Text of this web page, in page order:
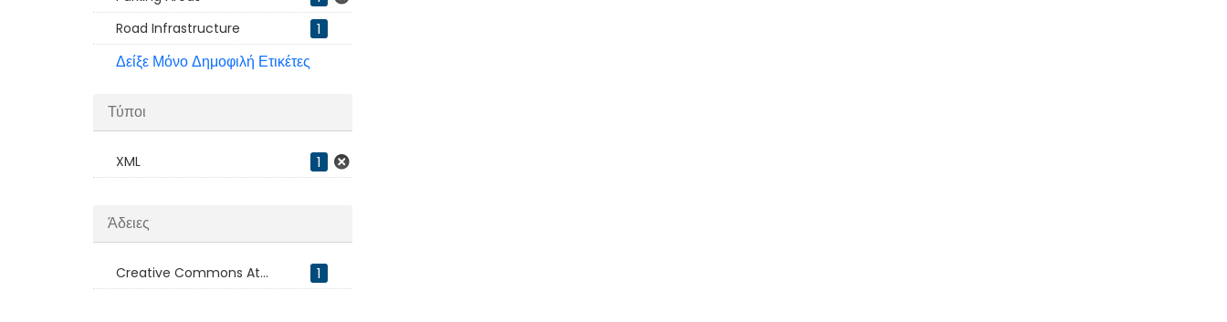
Road Infrastructure 1
Δείξε Μόνο Δημοφιλή Ετικέτες
Τύποι
XML 1
Άδειες
Creative Commons At... 1